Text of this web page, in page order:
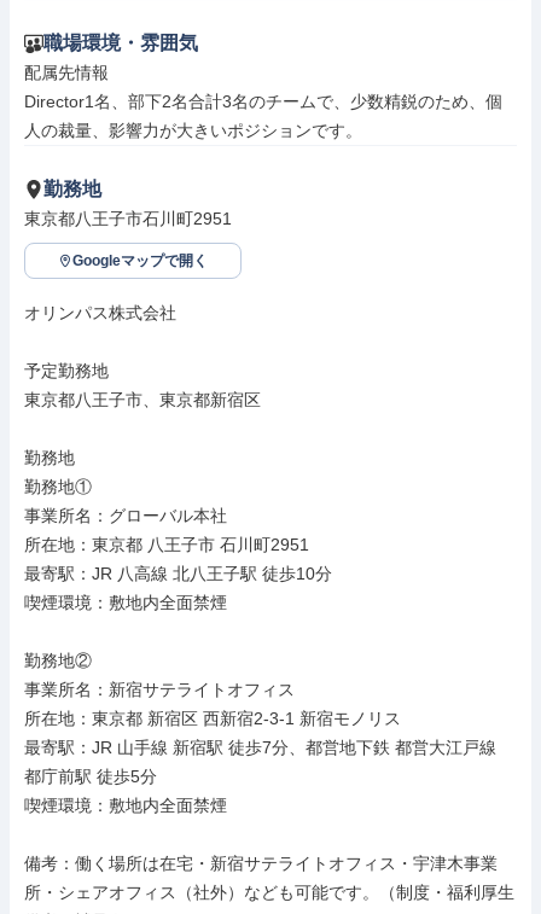
職場環境・雰囲気
配属先情報
Director1名、部下2名合計3名のチームで、少数精鋭のため、個
人の裁量、影響力が大きいポジションです。
勤務地
東京都八王子市石川町2951
Googleマップで開く
オリンパス株式会社
予定勤務地
東京都八王子市、東京都新宿区
勤務地
勤務地①
事業所名：グローバル本社
所在地：東京都 八王子市 石川町2951
最寄駅：JR 八高線 北八王子駅 徒歩10分
喫煙環境：敷地内全面禁煙
勤務地②
事業所名：新宿サテライトオフィス
所在地：東京都 新宿区 西新宿2-3-1 新宿モノリス
最寄駅：JR 山手線 新宿駅 徒歩7分、都営地下鉄 都営大江戸線
都庁前駅 徒歩5分
喫煙環境：敷地内全面禁煙
備考：働く場所は在宅・新宿サテライトオフィス・宇津木事業
所・シェアオフィス（社外）なども可能です。（制度・福利厚生